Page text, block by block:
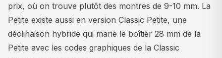
prix, où on trouve plutôt des montres de 9-10 mm. La
Petite existe aussi en version Classic Petite, une
déclinaison hybride qui marie le boîtier 28 mm de la
Petite avec les codes graphiques de la Classic